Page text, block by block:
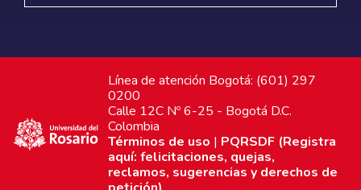
Línea de atención Bogotá: (601) 297
0200
Calle 12C Nº 6-25 - Bogotá D.C.
Colombia
Términos de uso | PQRSDF (Registra
aquí: felicitaciones, quejas,
reclamos, sugerencias y derechos de